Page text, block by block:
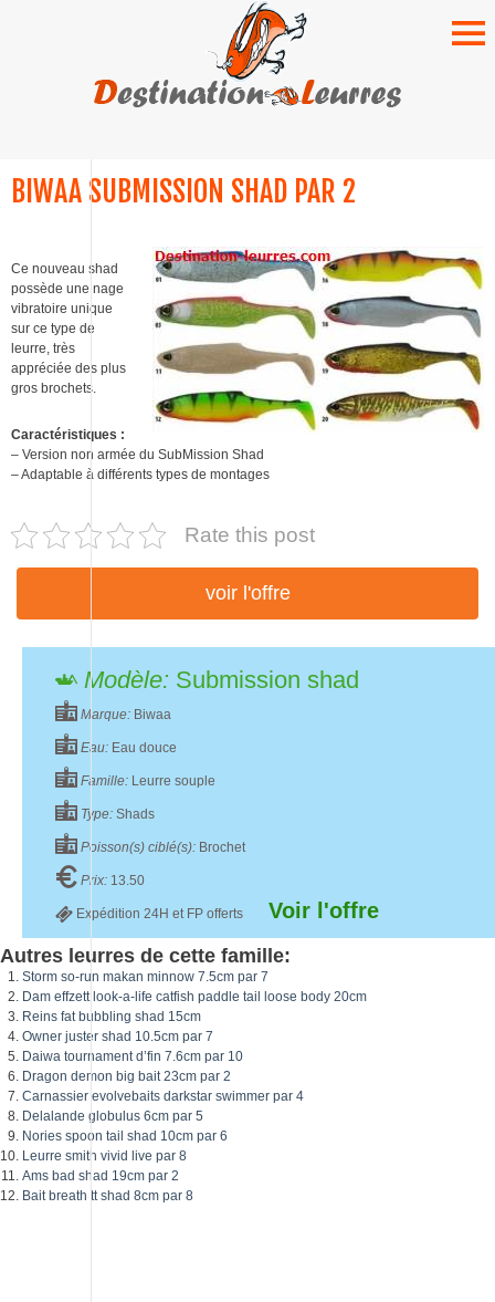
TO
BIWAA SUBMISSION SHAD PAR 2
Ce nouveau shad
possède une nage
vibratoire unique
sur ce type de
leurre, très
appréciée des plus
gros brochets.
Caractéristiques :
– Version non armée du SubMission Shad
– Adaptable à différents types de montages
Rate this post
voir l'offre
Modèle: Submission shad
Marque: Biwaa
Eau: Eau douce
Famille: Leurre souple
Type: Shads
Poisson(s) ciblé(s): Brochet
Prix: 13.50
Expédition 24H et FP offerts Voir l'offre
Autres leurres de cette famille:
Storm so-run makan minnow 7.5cm par 7
Dam effzett look-a-life catfish paddle tail loose body 20cm
Reins fat bubbling shad 15cm
Owner juster shad 10.5cm par 7
Daiwa tournament d’fin 7.6cm par 10
Dragon demon big bait 23cm par 2
Carnassier evolvebaits darkstar swimmer par 4
Delalande globulus 6cm par 5
Nories spoon tail shad 10cm par 6
Leurre smith vivid live par 8
Ams bad shad 19cm par 2
Bait breath tt shad 8cm par 8